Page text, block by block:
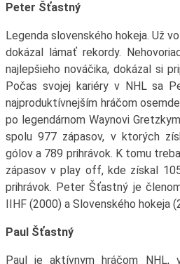
Peter Šťastný
Legenda slovenského hokeja. Už
dokázal lámať rekordy.
najlepšieho nováčika, dokázal si
Počas svojej kariéry v NHL sa
najproduktívnejším hráčom
po legendárnom Waynovi
spolu 977 zápasov, v ktorých
gólov a 789 prihrávok. K tomu
zápasov v play off, kde získal
prihrávok. Peter Šťastný je
IIHF (2000) a Slovenského hokeja
Paul Šťastný
Paul je aktívnym hráčom NHL,